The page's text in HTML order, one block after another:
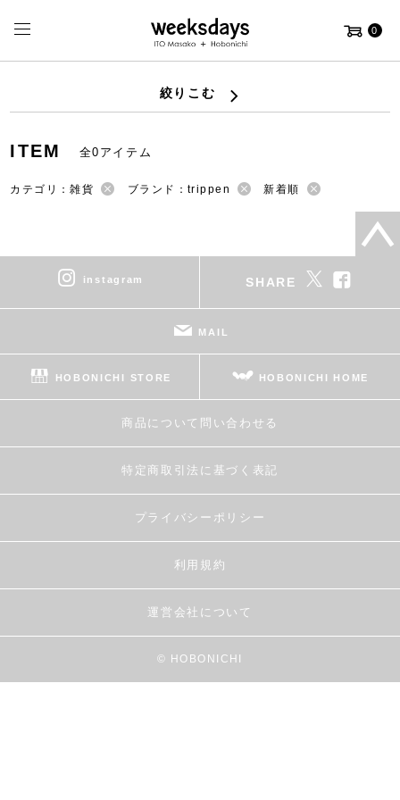
0
絞りこむ
ITEM 全0アイテム
カテゴリ：雑貨 ブランド：trippen 新着順
instagram SHARE
MAIL
HOBONICHI STORE HOBONICHI HOME
商品について問い合わせる
特定商取引法に基づく表記
プライバシーポリシー
利用規約
運営会社について
© HOBONICHI